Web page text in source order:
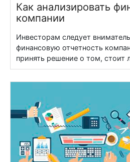
Как анализировать
компании
Инвесторам следует
финансовую отчетность
принять решение о том, стоит